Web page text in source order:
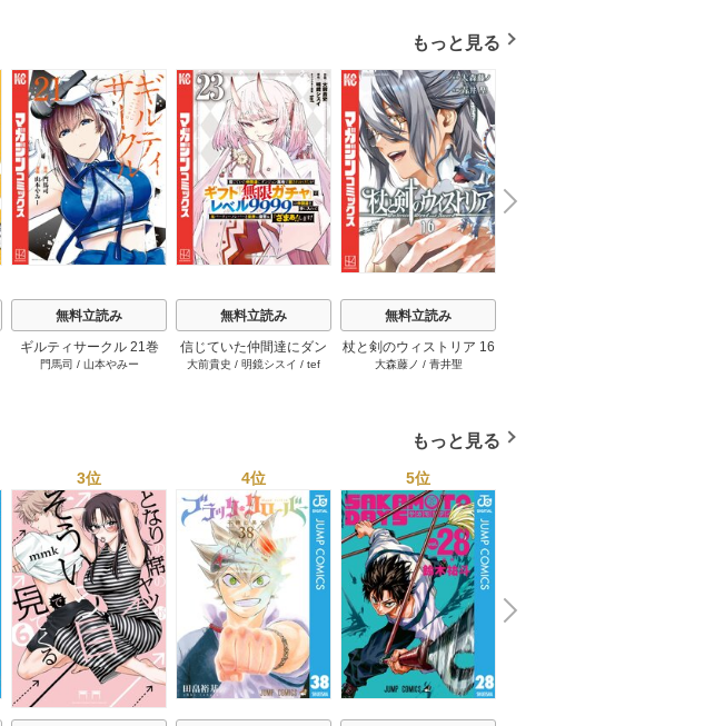
もっと見る
無料立読み
ギルティサークル 21巻
門馬司 / 山本やみー
無料立読み
信じていた仲間達にダン
ジョン奥地で殺されかけ
讐＆『ざまぁ！』しま
す！ 23巻
大前貴史 / 明鏡シスイ / tef
無料立読み
杖と剣のウィストリア 16
巻
大森藤ノ / 青井聖
N
e
x
t
もっと見る
3位 4位 5位
N
x
t